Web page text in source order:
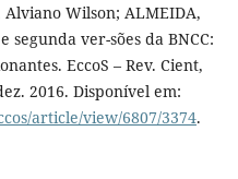
Alviano Wilson; ALMEIDA,
ver-sões da BNCC:
EccoS – Rev. Cient,
2016. Disponível em:
article/view/6807/3374.